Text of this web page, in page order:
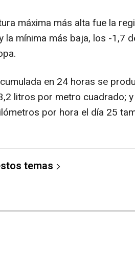
máxima más alta fue la
la mínima más baja, los -1,7
en 24 horas se
litros por metro cuadrado;
por hora el día 25
temas